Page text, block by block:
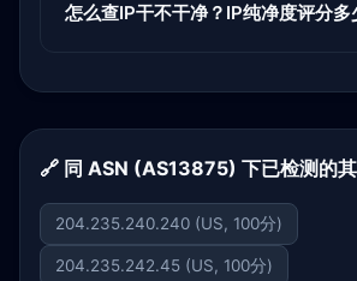
怎么查IP干不干净？IP纯净度评分多
🔗 同 ASN (AS13875) 下已检测的
204.235.240.240 (US, 100分)
204.235.242.45 (US, 100分)